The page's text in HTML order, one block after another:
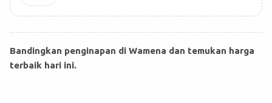
Bandingkan penginapan di Wamena dan temukan harga
terbaik hari ini.